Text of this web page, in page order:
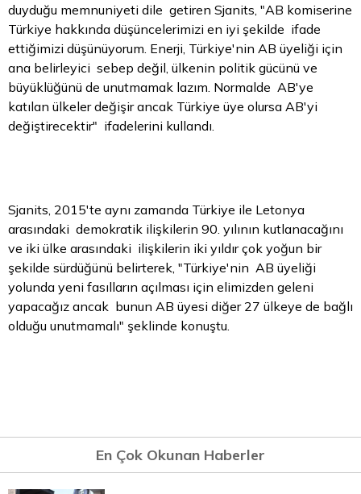
duyduğu memnuniyeti dile getiren Sjanits, "AB komiserine
Türkiye hakkında düşüncelerimizi en iyi şekilde ifade
ettiğimizi düşünüyorum. Enerji, Türkiye'nin AB üyeliği için
ana belirleyici sebep değil, ülkenin politik gücünü ve
büyüklüğünü de unutmamak lazım. Normalde AB'ye
katılan ülkeler değişir ancak Türkiye üye olursa AB'yi
değiştirecektir" ifadelerini kullandı.
Sjanits, 2015'te aynı zamanda Türkiye ile Letonya
arasındaki demokratik ilişkilerin 90. yılının kutlanacağını
ve iki ülke arasındaki ilişkilerin iki yıldır çok yoğun bir
şekilde sürdüğünü belirterek, "Türkiye'nin AB üyeliği
yolunda yeni fasılların açılması için elimizden geleni
yapacağız ancak bunun AB üyesi diğer 27 ülkeye de bağlı
olduğu unutmamalı" şeklinde konuştu.
En Çok Okunan Haberler